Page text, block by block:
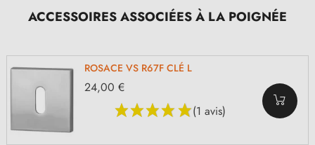
ACCESSOIRES ASSOCIÉES À LA POIGNÉE
ROSACE VS R67F CLÉ L
(1 avis)
24,00 €